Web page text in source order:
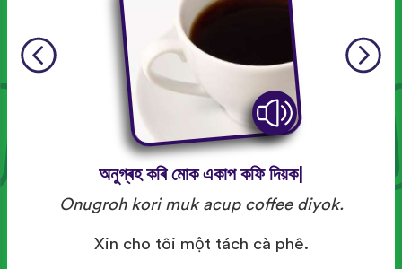
অনুগ্ৰহ কৰি মোক একাপ কফি দিয়ক|
Onugroh kori muk acup coffee diyok.
Xin cho tôi một tách cà phê.